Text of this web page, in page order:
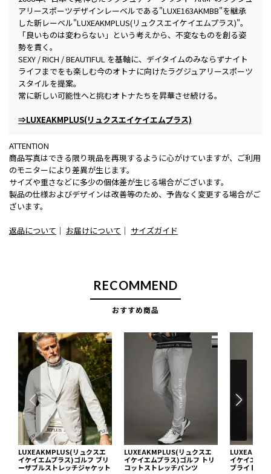
アリースポーツデザインレーベルである"LUXE163AKMBB"を継承
した新レーベル"LUXEAKMPLUS(リュクスエイケイエムプラス)"。
「良いものは変わらない」という考えから、不変なものを創る姿
勢を貫く。
SEXY / RICH / BEAUTIFUL を基軸に、デイタイムのみならずナイト
ライフまでをも楽しむ今のオトナに向けたラグジュアリースポーツ
スタイルを提案。
常に新しい可能性へと挑むオトナたちを昇華させ続ける。
⇒LUXEAKMPLUS(リュクスエイケイエムプラス)
ATTENTION
商品写真はできる限り現品を再現するように心がけていますが、ご利用
のモニターにより差異が生じます。
サイズや重さなどに多少の個体差が生じる場合がございます。
製品の仕様およびデザインは改善等のため、予告なく変更する場合がご
ざいます。
返品について ｜ お届けについて ｜ サイズガイド
RECOMMEND
おすすめ商品
LUXEAKMPLUS(リュクスエ
イケイエムプラス)ゴルフ ブリ
ーザブルストレッチジャケット
LUXEAKMPLUS(リュクスエ
イケイエムプラス)ゴルフ トリ
コットストレッチパンツ
イケイエム
ブライトパ